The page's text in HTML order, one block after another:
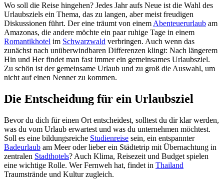
Wo soll die Reise hingehen? Jedes Jahr aufs Neue ist die Wahl des
Urlaubsziels ein Thema, das zu langen, aber meist freudigen
Diskussionen führt. Der eine träumt von einem Abenteuerurlaub am
Amazonas, die andere möchte ein paar ruhige Tage in einem
Romantikhotel im Schwarzwald verbringen. Auch wenn das
zunächst nach unüberwindbaren Differenzen klingt: Nach längerem
Hin und Her findet man fast immer ein gemeinsames Urlaubsziel.
Zu schön ist der gemeinsame Urlaub und zu groß die Auswahl, um
nicht auf einen Nenner zu kommen.
Die Entscheidung für ein Urlaubsziel
Bevor du dich für einen Ort entscheidest, solltest du dir klar werden,
was du vom Urlaub erwartest und was du unternehmen möchtest.
Soll es eine bildungsreiche Studienreise sein, ein entspannter
Badeurlaub am Meer oder lieber ein Städtetrip mit Übernachtung in
zentralen Stadthotels? Auch Klima, Reisezeit und Budget spielen
eine wichtige Rolle. Wer Fernweh hat, findet in Thailand
Traumstrände und Kultur zugleich.